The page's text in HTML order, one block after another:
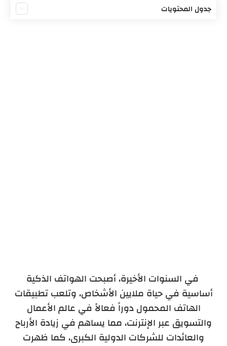
جدول المحتويات
في السنوات الأخيرة، أصبحت الهواتف الذكية
أساسية في حياة ملايين الأشخاص، وتلعب تطبيقات
الهاتف المحمول دوراً فعالاً في عالم الأعمال
والتسويق عبر الإنترنت، مما يساهم في زيادة الأرباح
والعائدات للشركات الدولية الكبرى، كما ظهرت